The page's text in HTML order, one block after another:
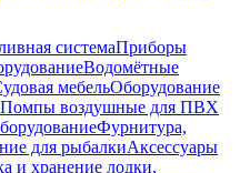
системаПриборы
Водомётные
мебельОборудование
Помпы воздушные для ПВХ
Фурнитура,
для рыбалкиАксессуары
и хранение лодки,